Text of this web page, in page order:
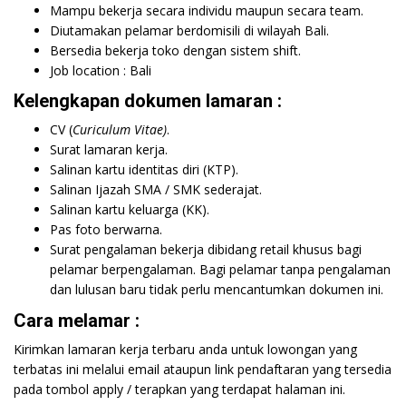
Mampu bekerja secara individu maupun secara team.
Diutamakan pelamar berdomisili di wilayah Bali.
Bersedia bekerja toko dengan sistem shift.
Job location : Bali
Kelengkapan dokumen lamaran :
CV (Curiculum Vitae).
Surat lamaran kerja.
Salinan kartu identitas diri (KTP).
Salinan Ijazah SMA / SMK sederajat.
Salinan kartu keluarga (KK).
Pas foto berwarna.
Surat pengalaman bekerja dibidang retail khusus bagi
pelamar berpengalaman. Bagi pelamar tanpa pengalaman
dan lulusan baru tidak perlu mencantumkan dokumen ini.
Cara melamar :
Kirimkan lamaran kerja terbaru anda untuk lowongan yang
terbatas ini melalui email ataupun link pendaftaran yang tersedia
pada tombol apply / terapkan yang terdapat halaman ini.